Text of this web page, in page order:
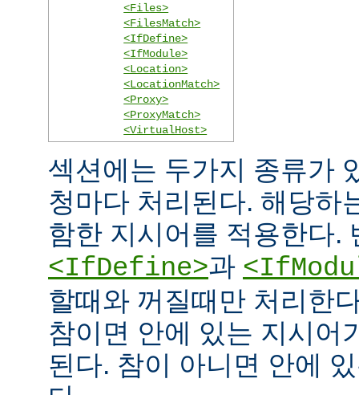
<Files>
<FilesMatch>
<IfDefine>
<IfModule>
<Location>
<LocationMatch>
<Proxy>
<ProxyMatch>
<VirtualHost>
섹션에는 두가지 종류가
청마다 처리된다. 해당하
함한 지시어를 적용한다.
<IfDefine>과
할때와 꺼질때만 처리한
참이면 안에 있는 지시어
된다. 참이 아니면 안에